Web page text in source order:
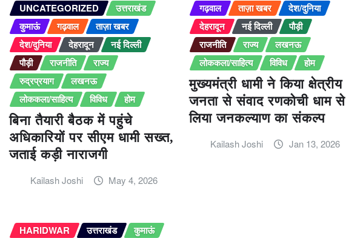
UNCATEGORIZED
उत्तराखंड
कुमाऊं
गढ़वाल
ताज़ा खबर
देश/दुनिया
देहरादून
नई दिल्ली
पौड़ी
राजनीति
राज्य
रुद्रप्रयाग
लखनऊ
लोककला/साहित्य
विविध होम
बिना तैयारी बैठक में पहुंचे
अधिकारियों पर सीएम धामी सख्त,
जताई कड़ी नाराजगी
Kailash Joshi May 4, 2026
गढ़वाल
ताज़ा खबर
देश/दुनिया
देहरादून
नई दिल्ली
पौड़ी
राजनीति
राज्य
लखनऊ
लोककला/साहित्य
विविध होम
मुख्यमंत्री धामी ने किया क्षेत्रीय
जनता से संवाद रणकोची धाम से
लिया जनकल्याण का संकल्प
Kailash Joshi Jan 13, 2026
HARIDWAR उत्तराखंड
कुमाऊं